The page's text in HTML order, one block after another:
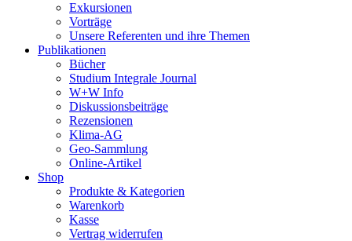
Exkursionen
Vorträge
Unsere Referenten und ihre Themen
Publikationen
Bücher
Studium Integrale Journal
W+W Info
Diskussionsbeiträge
Rezensionen
Klima-AG
Geo-Sammlung
Online-Artikel
Shop
Produkte & Kategorien
Warenkorb
Kasse
Vertrag widerrufen